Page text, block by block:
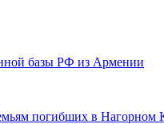
базы РФ из Армении
погибших в Нагорном